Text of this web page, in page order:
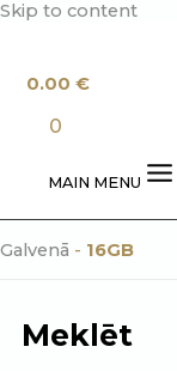
Skip to content
0.00 €
0
MAIN MENU
Galvenā - 16GB
Meklēt